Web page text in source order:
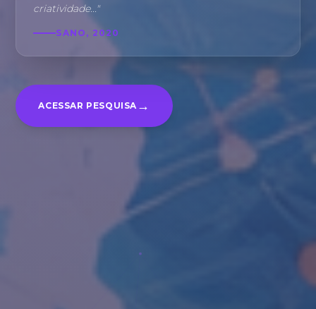
criatividade..."
SANO, 2020
ACESSAR PESQUISA →